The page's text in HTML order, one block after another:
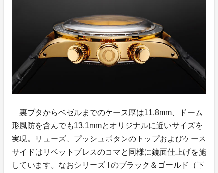
裏ブタからベゼルまでのケース厚は11.8mm、ドーム
形風防を含んでも13.1mmとオリジナルに近いサイズを
実現。リューズ、プッシュボタンのトップおよびケース
サイドはリベットブレスのコマと同様に鏡面仕上げを施
しています。なおシリーズ I のブラック＆ゴールド（下